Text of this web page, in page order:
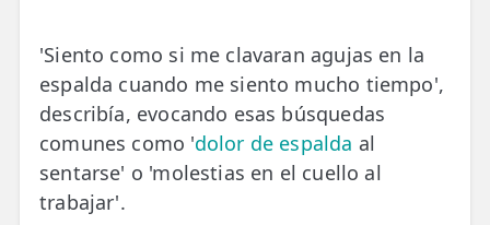
Trocanteritis
Hernia Discal
Fascitis Plantar
Lumbalgia
'Siento como si me clavaran agujas en la
espalda cuando me siento mucho tiempo',
describía, evocando esas búsquedas
comunes como 'dolor de espalda al
sentarse' o 'molestias en el cuello al
trabajar'.